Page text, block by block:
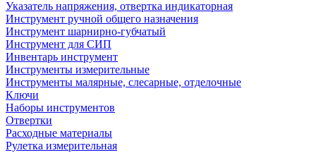
Указатель напряжения, отвертка индикаторная
Инструмент ручной общего назначения
Инструмент шарнирно-губчатый
Инструмент для СИП
Инвентарь инструмент
Инструменты измерительные
Инструменты малярные, слесарные, отделочные
Ключи
Наборы инструментов
Отвертки
Расходные материалы
Рулетка измерительная